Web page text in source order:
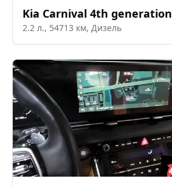
Kia Carnival 4th generation
2.2 л., 54713 км, Дизель